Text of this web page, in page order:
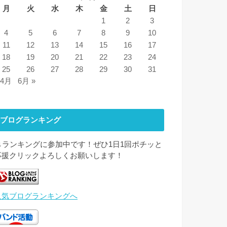
月
火 水 木 金 土
日
1
2
3
4
5 6 7 8 9
10
11
12 13 14 15 16
17
18
19 20 21 22 23
24
25
26 27 28 29 30
31
月
6月 »
ブログランキング
ランキングに参加中です！ぜひ1日1回ポチッと
援クリックよろしくお願いします！
気ブログランキングへ